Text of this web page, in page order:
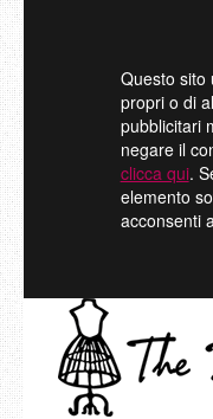
Questo sito
propri o di
pubblicitari
negare il
clicca qui.
elemento
acconsenti